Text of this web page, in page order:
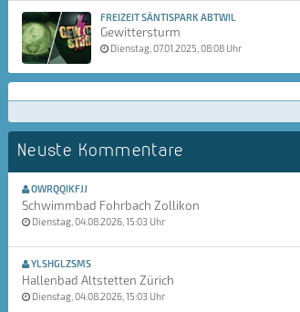
FREIZEIT SÄNTISPARK ABTWIL
Gewittersturm
Dienstag, 07.01.2025, 08:08 Uhr
Neuste Kommentare
OWRQQIKFJJ
Schwimmbad Fohrbach Zollikon
Dienstag, 04.08.2026, 15:03 Uhr
YLSHGLZSMS
Hallenbad Altstetten Zürich
Dienstag, 04.08.2026, 15:03 Uhr